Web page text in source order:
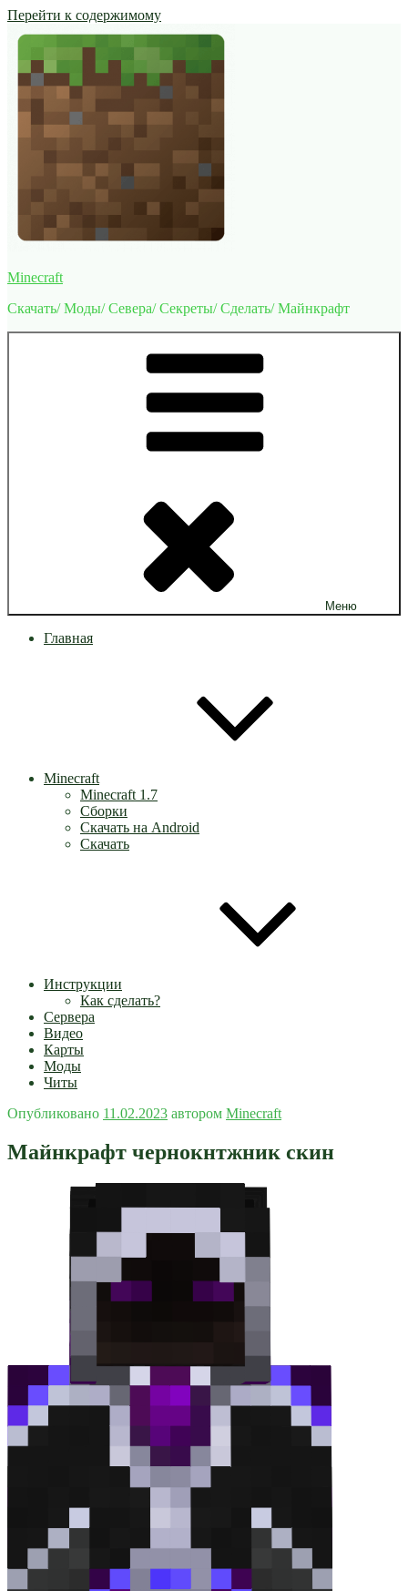
Перейти к содержимому
Minecraft
Скачать/ Моды/ Севера/ Секреты/ Сделать/ Майнкрафт
Меню
Главная
Minecraft
Minecraft 1.7
Сборки
Скачать на Android
Скачать
Инструкции
Как сделать?
Сервера
Видео
Карты
Моды
Читы
Опубликовано 11.02.2023 автором Minecraft
Майнкрафт чернокнтжник скин